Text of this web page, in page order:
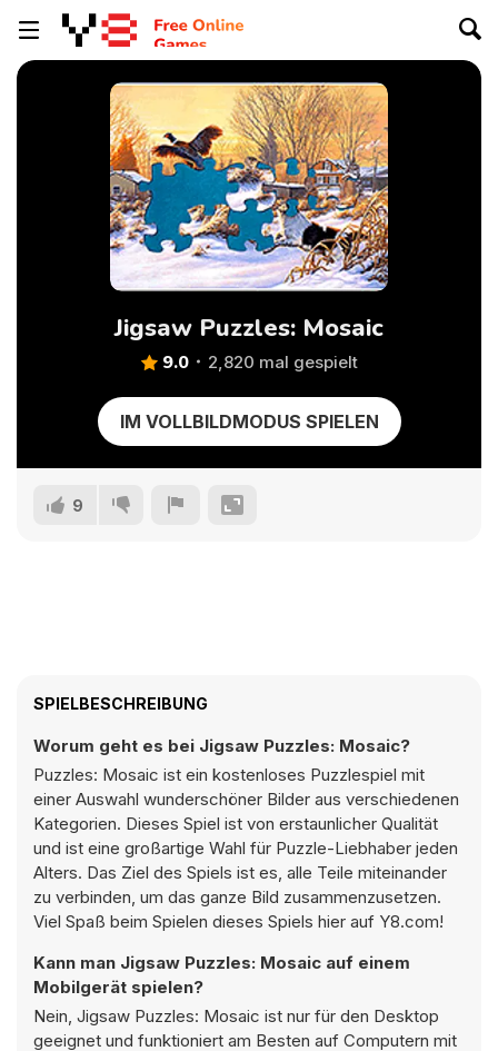
Jigsaw Puzzles: Mosaic
9.0 2,820 mal gespielt
IM VOLLBILDMODUS SPIELEN
9
SPIELBESCHREIBUNG
Worum geht es bei Jigsaw Puzzles: Mosaic?
Puzzles: Mosaic ist ein kostenloses Puzzlespiel mit
einer Auswahl wunderschöner Bilder aus verschiedenen
Kategorien. Dieses Spiel ist von erstaunlicher Qualität
und ist eine großartige Wahl für Puzzle-Liebhaber jeden
Alters. Das Ziel des Spiels ist es, alle Teile miteinander
zu verbinden, um das ganze Bild zusammenzusetzen.
Viel Spaß beim Spielen dieses Spiels hier auf Y8.com!
Kann man Jigsaw Puzzles: Mosaic auf einem
Mobilgerät spielen?
Nein, Jigsaw Puzzles: Mosaic ist nur für den Desktop
geeignet und funktioniert am Besten auf Computern mit